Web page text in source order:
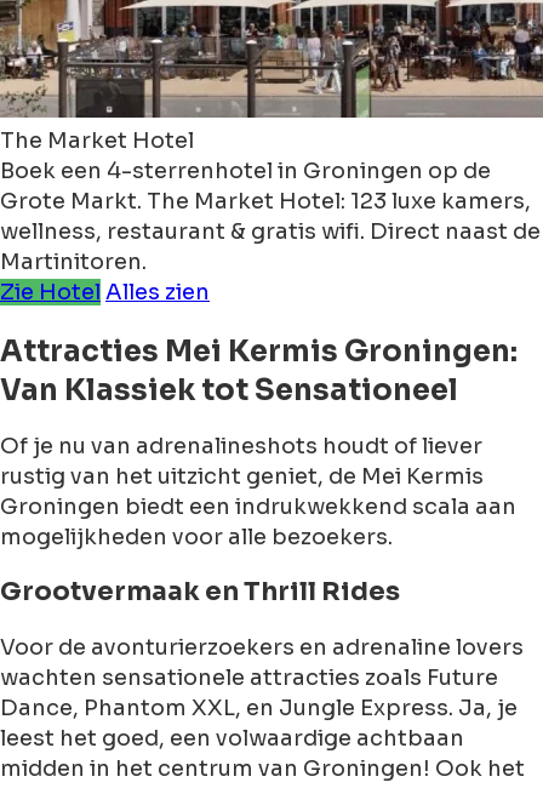
The Market Hotel
Boek een 4-sterrenhotel in Groningen op de
Grote Markt. The Market Hotel: 123 luxe kamers,
wellness, restaurant & gratis wifi. Direct naast de
Martinitoren.
Zie Hotel Alles zien
Attracties Mei Kermis Groningen:
Van Klassiek tot Sensationeel
Of je nu van adrenalineshots houdt of liever
rustig van het uitzicht geniet, de Mei Kermis
Groningen biedt een indrukwekkend scala aan
mogelijkheden voor alle bezoekers.
Grootvermaak en Thrill Rides
Voor de avonturierzoekers en adrenaline lovers
wachten sensationele attracties zoals Future
Dance, Phantom XXL, en Jungle Express. Ja, je
leest het goed, een volwaardige achtbaan
midden in het centrum van Groningen! Ook het